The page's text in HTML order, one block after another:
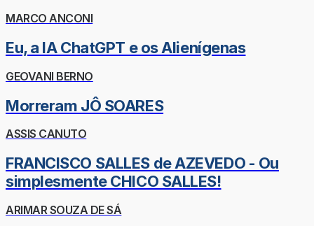
MARCO ANCONI
Eu, a IA ChatGPT e os Alienígenas
GEOVANI BERNO
Morreram JÔ SOARES
ASSIS CANUTO
FRANCISCO SALLES de AZEVEDO - Ou
simplesmente CHICO SALLES!
ARIMAR SOUZA DE SÁ